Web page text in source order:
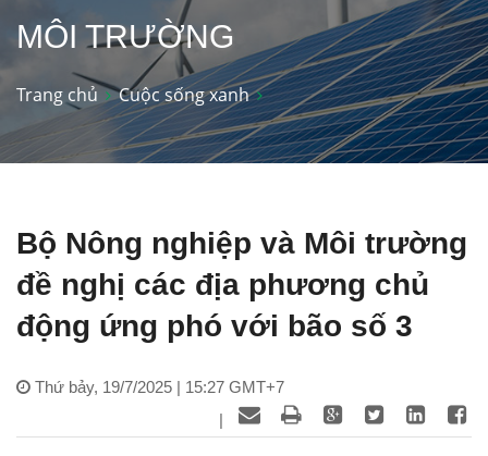
MÔI TRƯỜNG
Trang chủ Cuộc sống xanh
Bộ Nông nghiệp và Môi trường
đề nghị các địa phương chủ
động ứng phó với bão số 3
Thứ bảy, 19/7/2025 | 15:27 GMT+7
|